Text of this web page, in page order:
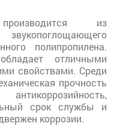
из
полипропилена.
отличными
свойствами. Среди
прочность
срок службы и
коррозии.